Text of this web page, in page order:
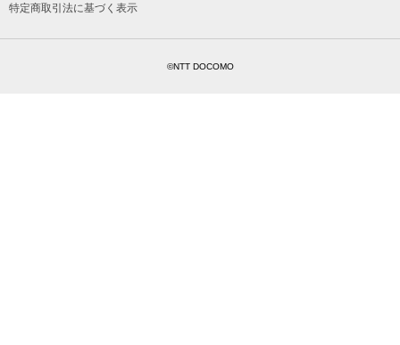
特定商取引法に基づく表示
©NTT DOCOMO